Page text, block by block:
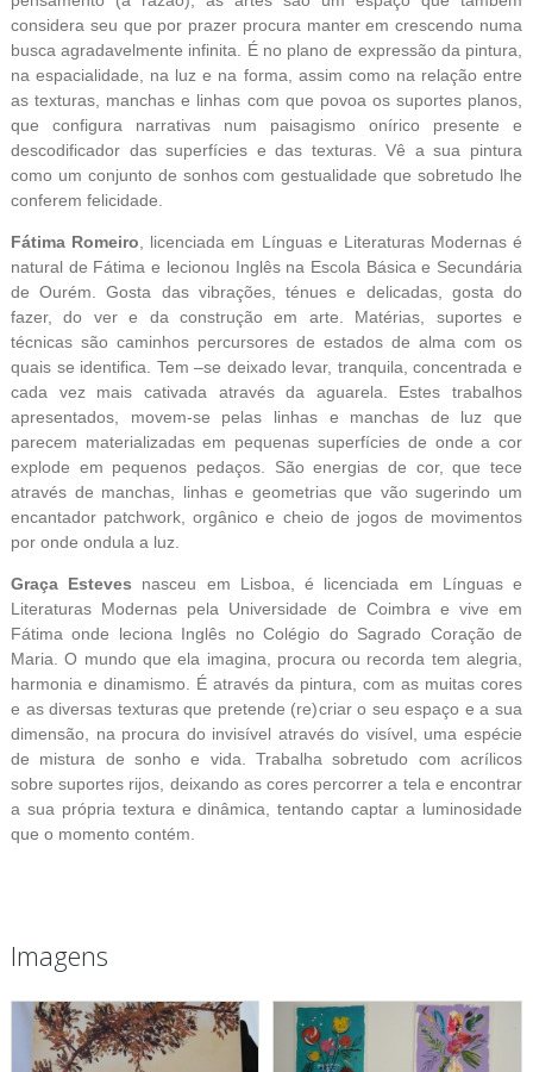
considera seu que por prazer procura manter em crescendo numa
busca agradavelmente infinita. É no plano de expressão da pintura,
na espacialidade, na luz e na forma, assim como na relação entre
as texturas, manchas e linhas com que povoa os suportes planos,
que configura narrativas num paisagismo onírico presente e
descodificador das superfícies e das texturas. Vê a sua pintura
como um conjunto de sonhos com gestualidade que sobretudo lhe
conferem felicidade.
Fátima Romeiro , licenciada em Línguas e Literaturas Modernas é
natural de Fátima e lecionou Inglês na Escola Básica e Secundária
de Ourém. Gosta das vibrações, ténues e delicadas, gosta do
fazer, do ver e da construção em arte. Matérias, suportes e
técnicas são caminhos percursores de estados de alma com os
quais se identifica. Tem –se deixado levar, tranquila, concentrada e
cada vez mais cativada através da aguarela. Estes trabalhos
apresentados, movem-se pelas linhas e manchas de luz que
parecem materializadas em pequenas superfícies de onde a cor
explode em pequenos pedaços. São energias de cor, que tece
através de manchas, linhas e geometrias que vão sugerindo um
encantador patchwork, orgânico e cheio de jogos de movimentos
por onde ondula a luz.
Graça Esteves nasceu em Lisboa, é licenciada em Línguas e
Literaturas Modernas pela Universidade de Coimbra e vive em
Fátima onde leciona Inglês no Colégio do Sagrado Coração de
Maria. O mundo que ela imagina, procura ou recorda tem alegria,
harmonia e dinamismo. É através da pintura, com as muitas cores
e as diversas texturas que pretende (re)criar o seu espaço e a sua
dimensão, na procura do invisível através do visível, uma espécie
de mistura de sonho e vida. Trabalha sobretudo com acrílicos
sobre suportes rijos, deixando as cores percorrer a tela e encontrar
a sua própria textura e dinâmica, tentando captar a luminosidade
que o momento contém.
Imagens